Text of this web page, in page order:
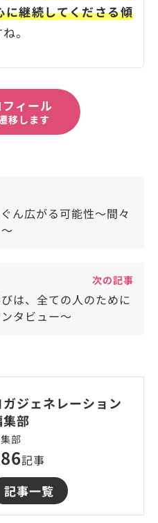
に継続してくださる傾
。
ィール
移します
ん広がる可能性～間々
次の記事
は、全ての人のために
タビュー〜
ガジェネレーション
集部
部
記事
記事一覧